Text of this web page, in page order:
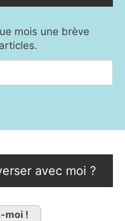
mois une brève
avec moi ?
moi !